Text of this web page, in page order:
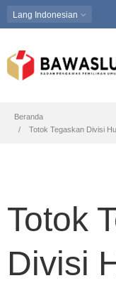
Lang Indonesian
Beranda
Totok Tegaskan Divisi
Totok
Divisi